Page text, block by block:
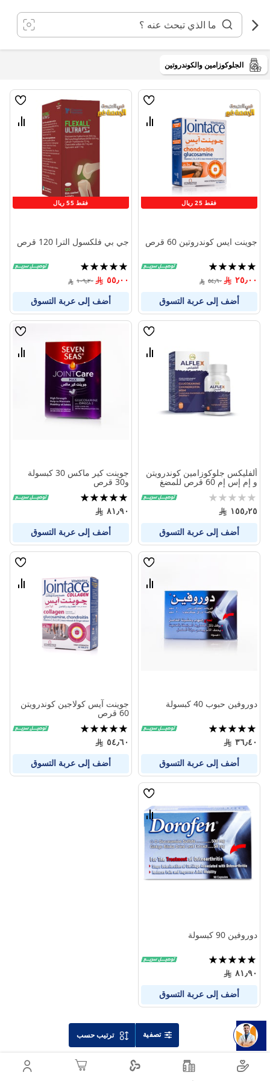
المحتوى
الجلوكوزامين والكوندروتين
ترتيب حسب
فقط 25 ريال
قائمة
الامنيات
قارن
جوينت ايس كوندروتين 60 قرص
تقييم:
98%
٢٥٫٠٠ ٥٤٫٦٠
أضف إلى عربة التسوق
فقط 55 ريال
قائمة
قارن
جي بي فلكسول الترا 120 قرص
تقييم:
100%
٥٥٫٠٠ ١٠٩٫٢٠
أضف إلى عربة التسوق
قائمة
قارن
ألفليكس جلوكوزامين كوندرويتن
و إم إس إم 60 قرص للمضغ
Rating:
0%
١٥٥٫٢٥
أضف إلى عربة التسوق
قائمة
قارن
جوينت كير ماكس 30 كبسولة
و30 قرص
تقييم:
100%
٨١٫٩٠
أضف إلى عربة التسوق
قائمة
قارن
دوروفين حبوب 40 كبسولة
تقييم:
100%
٣٦٫٤٠
أضف إلى عربة التسوق
قائمة
قارن
جوينت آيس كولاجين كوندرويتن
60 قرص
تقييم:
100%
٥٤٫٦٠
أضف إلى عربة التسوق
قائمة
الامنيات
قارن
بين
المنتجات
دوروفين 90 كبسولة
تقييم:
100%
٨١٫٩٠
أضف إلى عربة التسوق
تصفية